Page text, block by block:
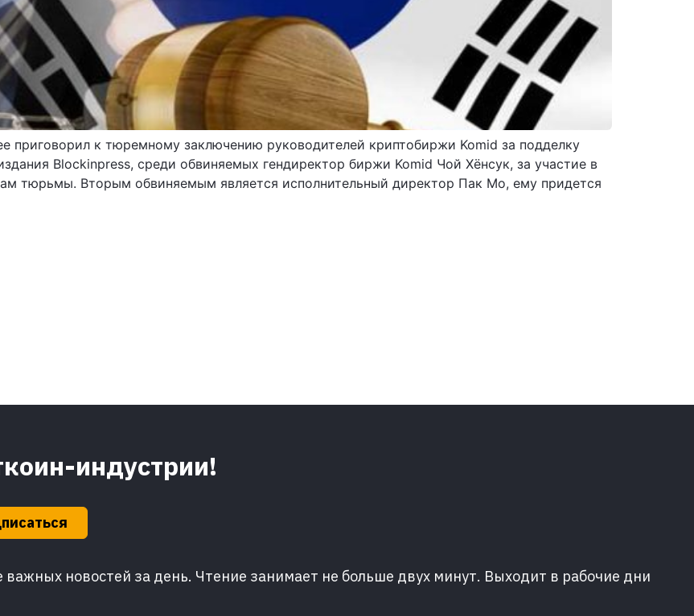
приговорил к тюремному заключению руководителей криптобиржи Komid за подделку
Blockinpress, среди обвиняемых гендиректор биржи Komid Чой Хёнсук, за участие в
тюрьмы. Вторым обвиняемым является исполнительный директор Пак Мо, ему придется
индустрии!
новостей за день. Чтение занимает не больше двух минут. Выходит в рабочие дни